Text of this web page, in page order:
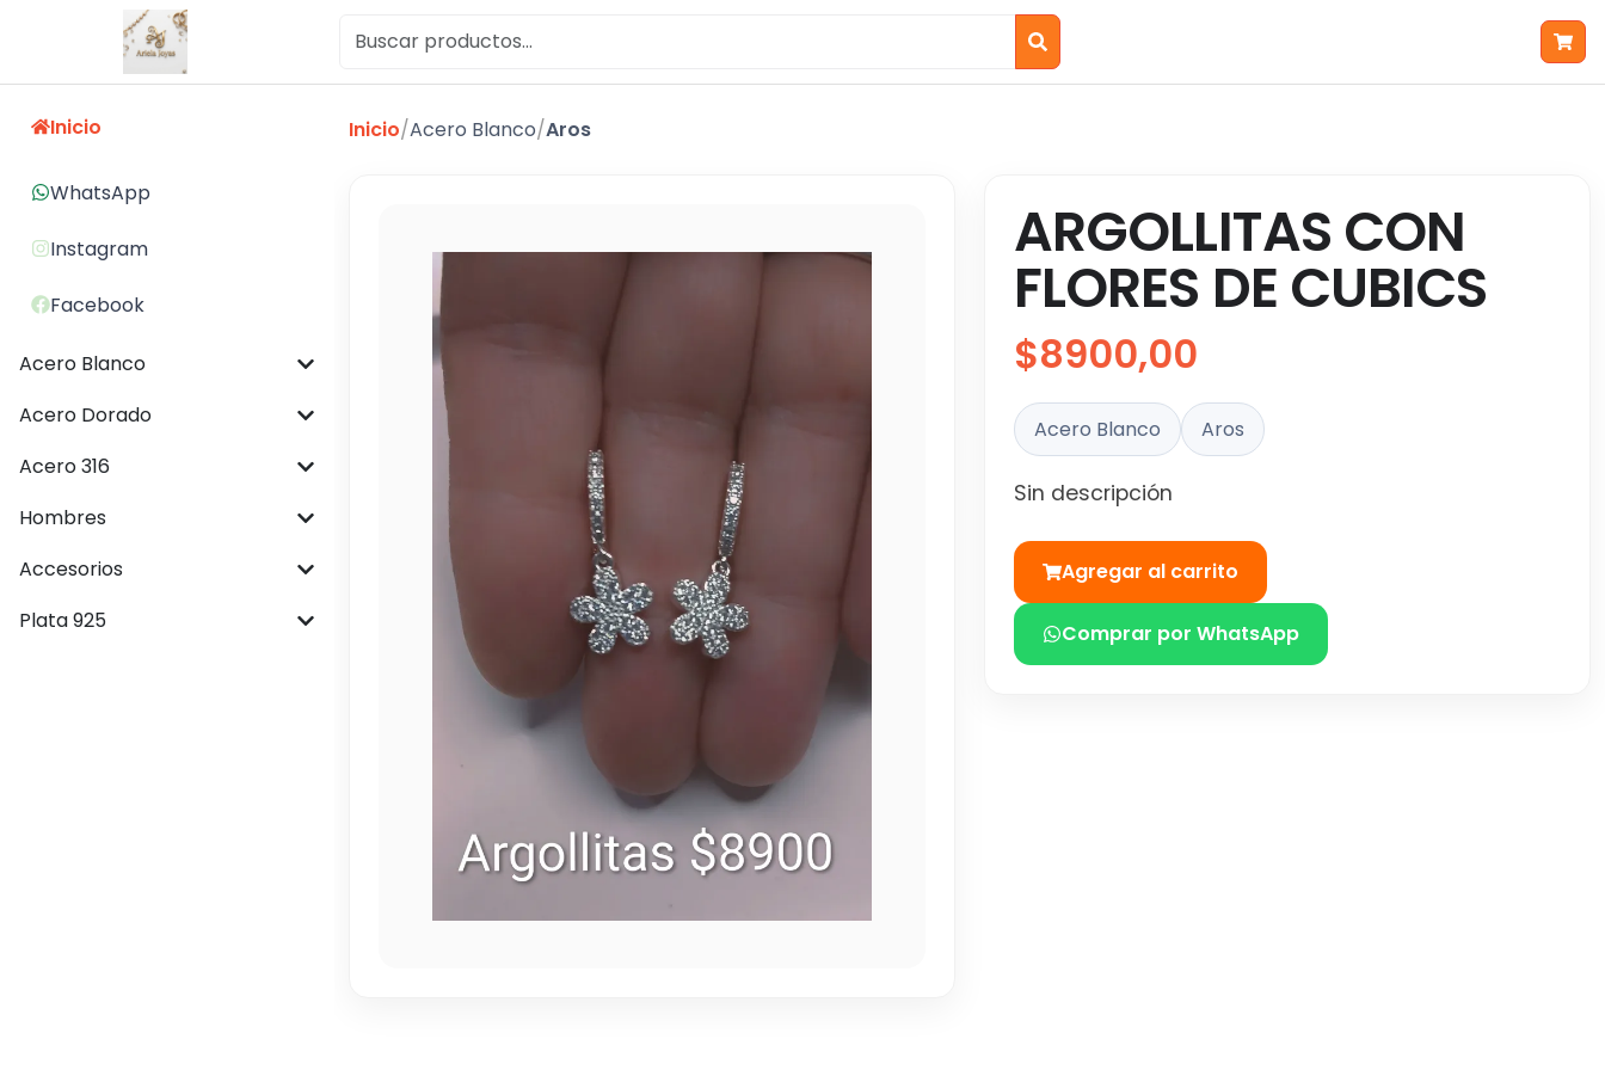
Inicio
WhatsApp
Instagram
Facebook
Acero Blanco
Acero Dorado
Acero 316
Hombres
Accesorios
Plata 925
Inicio/Acero Blanco/Aros
ARGOLLITAS CON
FLORES DE CUBICS
$8900,00
Acero Blanco Aros
Sin descripción
Agregar al carrito
Comprar por WhatsApp